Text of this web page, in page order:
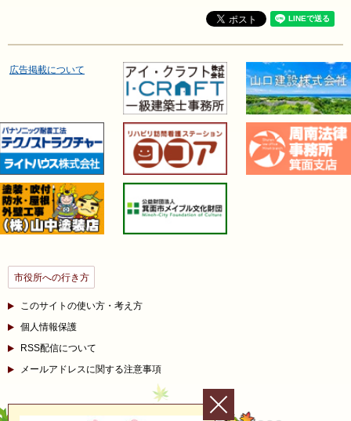
閉じ
る
広告掲載について
市役所への行き方
このサイトの使い方・考え方
個人情報保護
RSS配信について
メールアドレスに関する注意事項